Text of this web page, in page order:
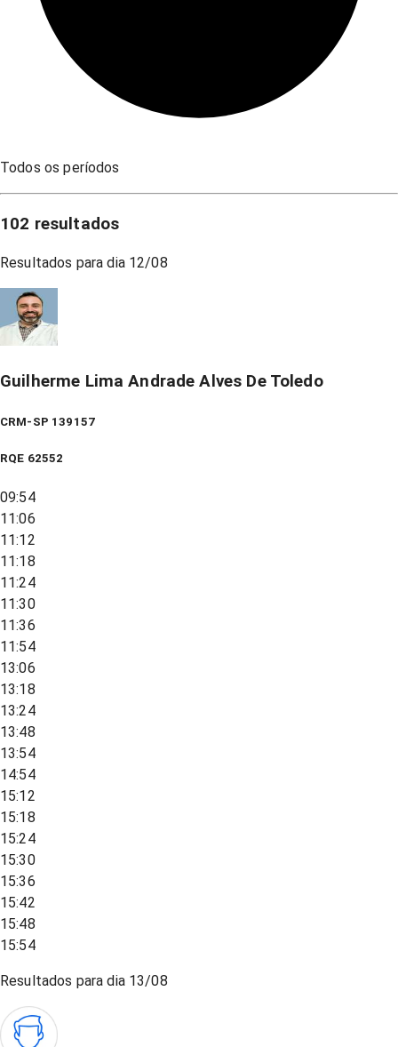
Todos os períodos
102 resultados
Resultados para dia 12/08
Guilherme Lima Andrade Alves De Toledo
CRM-SP 139157
RQE 62552
09:54
11:06
11:12
11:18
11:24
11:30
11:36
11:54
13:06
13:18
13:24
13:48
13:54
14:54
15:12
15:18
15:24
15:30
15:36
15:42
15:48
15:54
Resultados para dia 13/08